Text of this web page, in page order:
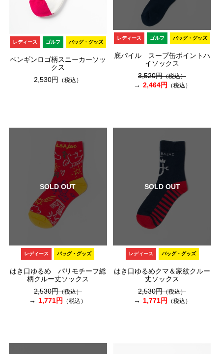
レディース ゴルフ バッグ・グッズ
ペンギンロゴ柄スニーカーソッ
クス
2,530円 （税込）
レディース ゴルフ バッグ・グッズ
底パイル スープ缶ポイントハ
イソックス
3,520円（税込）
2,464円 （税込）
SOLD OUT
レディース バッグ・グッズ
はき口ゆるめ パリモチーフ総
柄クルー丈ソックス
2,530円（税込）
1,771円 （税込）
SOLD OUT
レディース バッグ・グッズ
はき口ゆるめクマ＆家紋クルー
丈ソックス
2,530円（税込）
1,771円 （税込）